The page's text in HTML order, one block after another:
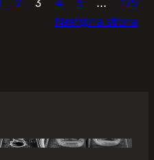
Następna strona